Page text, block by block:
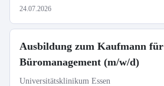
24.07.2026
Ausbildung zum Kaufmann für
Büromanagement (m/w/d)
Universitätsklinikum Essen